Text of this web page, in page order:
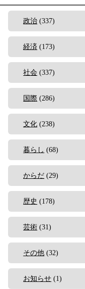
政治 (337)
経済 (173)
社会 (337)
国際 (286)
文化 (238)
暮らし (68)
からだ (29)
歴史 (178)
芸術 (31)
その他 (32)
お知らせ (1)